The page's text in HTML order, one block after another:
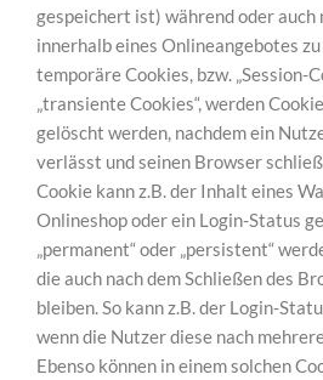
gespeichert ist) während oder auch
innerhalb eines Onlineangebotes
temporäre Cookies, bzw. „Session-
„transiente Cookies“, werden
gelöscht werden, nachdem ein
verlässt und seinen Browser
Cookie kann z.B. der Inhalt eines
Onlineshop oder ein Login-Status
„permanent“ oder „persistent“
die auch nach dem Schließen des
bleiben. So kann z.B. der Login-
wenn die Nutzer diese nach
Ebenso können in einem solchen